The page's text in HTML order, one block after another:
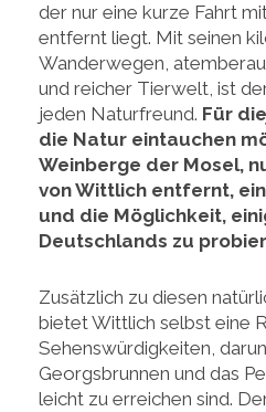
der nur eine kurze Fahrt
entfernt liegt. Mit seinen
Wanderwegen,
und reicher Tierwelt, ist
jeden Naturfreund. Für
die Natur eintauchen
Weinberge der Mosel,
von Wittlich entfernt,
und die Möglichkeit,
Deutschlands zu
Zusätzlich zu diesen
bietet Wittlich selbst eine
Sehenswürdigkeiten,
Georgsbrunnen und das
leicht zu erreichen sind.